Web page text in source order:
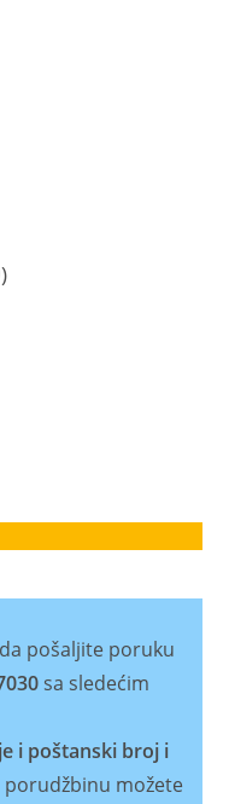
129
pošaljite poruku
sa sledećim
i poštanski broj i
porudžbinu možete